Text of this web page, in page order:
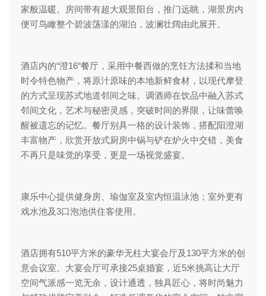
家般温暖。房间带有超大观景阳台，推门远眺，湖景房内
便可鸟瞰整个碧波荡漾的湖泊，波澜壮阔由此展开。
酒店内的“澄16“餐厅，采用中餐西做的烹饪方法揉和当地
时令特色物产，将原汁原味的本地新鲜食材，以现代摩登
的方式呈现苏式地道邻间之味。调酒师在饮品中融入苏式
邻间文化，艺术与秘密灵感，突破时间的界限，让味蕾唤
醒被遗忘的记忆。餐厅别具一格的设计装饰，搭配阳澄湖
丰富物产，欣赏开放式厨房中锅与铲在炉火中交错，美食
不再只是味觉的享受，更是一场视觉盛宴。
康乐中心提供健身房、瑜伽室及室内恒温泳池；室外更有
戏水池及3口泡池供住客使用。
酒店拥有510平方米的豪华无柱大宴会厅及130平方米的创
意会议室。大宴会厅可承接25桌婚宴，近5米挑高让大厅
空间气派感一览无余，设计通透，独具匠心，将时尚魅力